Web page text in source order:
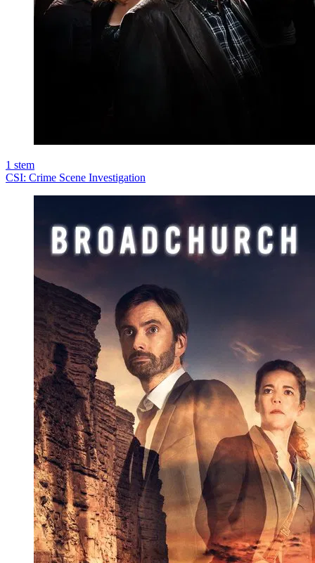
1 stem
CSI: Crime Scene Investigation